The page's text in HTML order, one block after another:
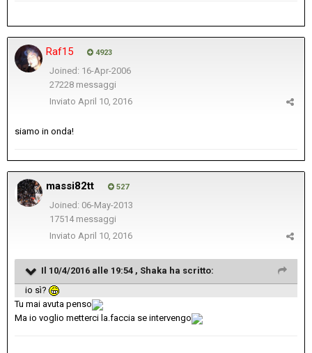
Raf15 4923
Joined: 16-Apr-2006
27228 messaggi
Inviato April 10, 2016
siamo in onda!
massi82tt 527
Joined: 06-May-2013
17514 messaggi
Inviato April 10, 2016
Il 10/4/2016 alle 19:54 , Shaka ha scritto:
io sì?
Tu mai avuta penso
Ma io voglio metterci la.faccia se intervengo